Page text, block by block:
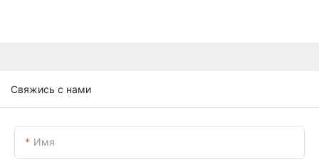
Свяжись с нами
Имя